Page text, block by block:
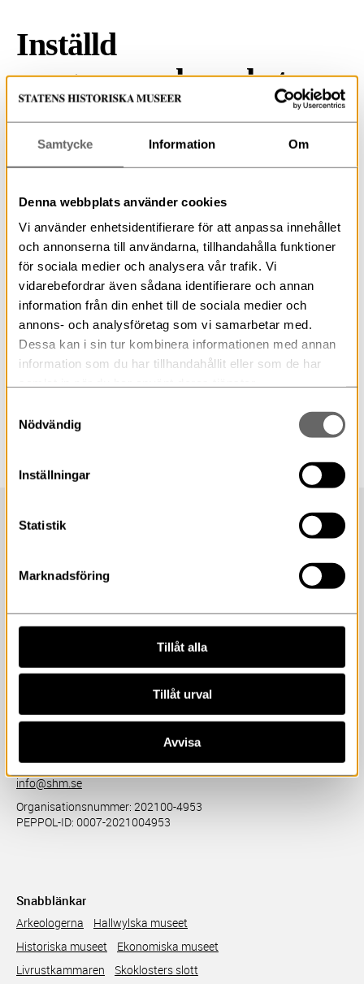
Samtycke Information Om
Denna webbplats använder cookies
Vi använder enhetsidentifierare för att anpassa innehållet
och annonserna till användarna, tillhandahålla funktioner
för sociala medier och analysera vår trafik. Vi
vidarebefordrar även sådana identifierare och annan
information från din enhet till de sociala medier och
annons- och analysföretag som vi samarbetar med.
Dessa kan i sin tur kombinera informationen med annan
information som du har tillhandahållit eller som de har
Nödvändig
Inställningar
Statistik
Marknadsföring
Tillåt alla
Tillåt urval
Avvisa
Inställd
programverksamhet
rekommendationer om mindre evenemang ställer
museerna in sin publika aktiviteter såsom visningar,
föreläsningar och andra programpunkter fram till och
smittspridningen av coronaviruset och inte minst av
omsorg för våra äldre och personer med allvarlig
sjukdom.
Fortsatt öppet för besök på egen
hand
Museerna håller fortsatt öppet för besök på egen hand,
Statens historiska museer (SHM)
Box 5428
Storgatan 41 (besöksadress)
Kontakt
info@shm.se
Organisationsnummer: 202100-4953
PEPPOL-ID: 0007-2021004953
Snabblänkar
Arkeologerna
Hallwylska museet
Historiska museet
Ekonomiska museet
Livrustkammaren
Skoklosters slott